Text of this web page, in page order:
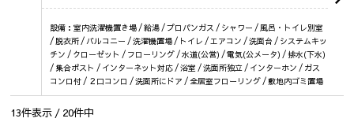
設備：室内洗濯機置き場 / 給湯 / プロパンガス / シャワー / 風呂・トイレ別室
/ 脱衣所 / バルコニー / 洗濯機置場 / トイレ / エアコン / 洗面台 / システムキッ
チン / クローゼット / フローリング / 水道(公営) / 電気(公メータ) / 排水(下水)
/ 集合ポスト / インターネット対応 / 浴室 / 洗面所独立 / インターホン / ガス
コンロ付 / ２口コンロ / 洗面所にドア / 全居室フローリング / 敷地内ゴミ置場
13件表示 / 20件中